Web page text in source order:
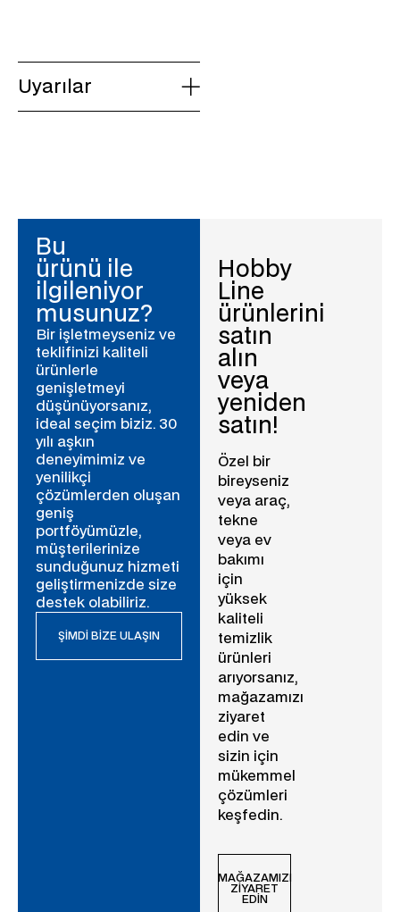
Uyarılar
Bu
ürünü ile
ilgileniyor
musunuz?
Bir işletmeyseniz ve
teklifinizi kaliteli
ürünlerle
genişletmeyi
düşünüyorsanız,
ideal seçim biziz. 30
yılı aşkın
deneyimimiz ve
yenilikçi
çözümlerden oluşan
geniş
portföyümüzle,
müşterilerinize
sunduğunuz hizmeti
geliştirmenizde size
destek olabiliriz.
ŞIMDI BIZE ULAŞIN
Hobby
Line
ürünlerini
satın
alın
veya
yeniden
satın!
Özel bir
bireyseniz
veya araç,
tekne
veya ev
bakımı
için
yüksek
kaliteli
temizlik
ürünleri
arıyorsanız,
mağazamızı
ziyaret
edin ve
sizin için
mükemmel
çözümleri
keşfedin.
MAĞAZAMIZI
ZIYARET
EDIN